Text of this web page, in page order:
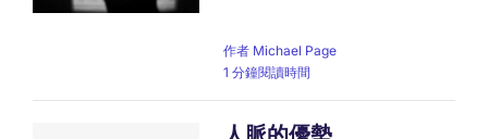
作者 Michael Page
1 分鐘閱讀時間